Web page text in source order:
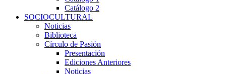
Catálogo 2
SOCIOCULTURAL
Noticias
Biblioteca
Círculo de Pasión
Presentación
Ediciones Anteriores
Noticias